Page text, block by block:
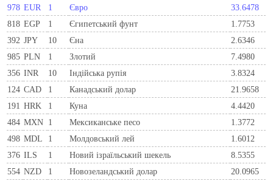
978 EUR 1 Євро
33.6478
818 EGP 1 Єгипетський фунт
1.7753
392 JPY 10 Єна
2.6346
985 PLN 1 Злотий
7.4980
356 INR 10 Індійська рупія
3.8324
124 CAD 1 Канадський долар
21.9658
191 HRK 1 Куна
4.4420
484 MXN 1 Мексиканське песо
1.3772
498 MDL 1 Молдовський лей
1.6012
376 ILS 1 Новий ізраїльський шекель
8.5355
554 NZD 1 Новозеландський долар
20.0965